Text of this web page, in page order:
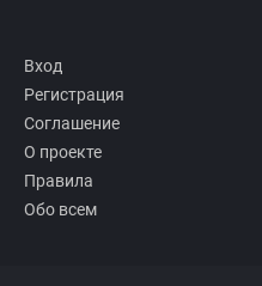
Вход
Регистрация
Соглашение
О проекте
Правила
Обо всем